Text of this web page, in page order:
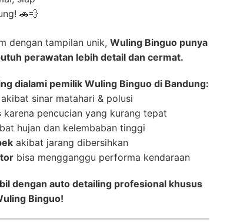
🚗💨
dengan tampilan unik, Wuling Binguo punya
perawatan lebih detail dan cermat.
dialami pemilik Wuling Binguo di Bandung:
akibat sinar matahari & polusi
karena pencucian yang kurang tepat
hujan dan kelembaban tinggi
akibat jarang dibersihkan
bisa mengganggu performa kendaraan
dengan auto detailing profesional khusus
Binguo!